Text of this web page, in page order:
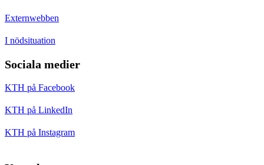
Externwebben
I nödsituation
Sociala medier
KTH på Facebook
KTH på LinkedIn
KTH på Instagram